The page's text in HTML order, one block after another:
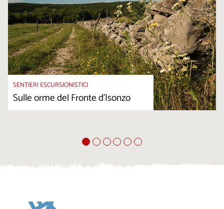
SENTIERI ESCURSIONISTICI
Sulle orme del Fronte d’Isonzo